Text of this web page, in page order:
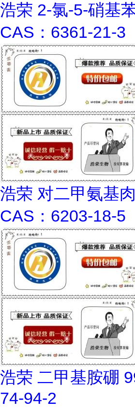
浩荣 2-氯-5-硝基
CAS：6361-21-3
浩荣 对二甲氨基
CAS：6203-18-5
浩荣 二甲基胺硼
74-94-2